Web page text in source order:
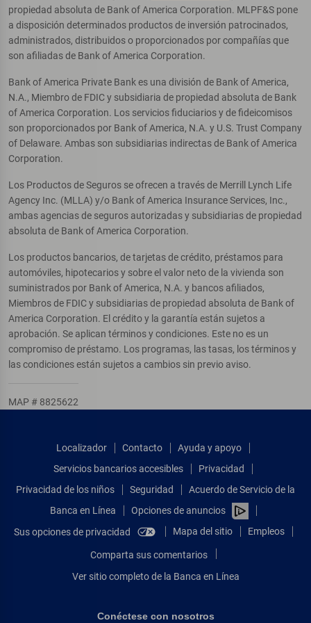
propiedad absoluta de Bank of America Corporation. MLPF&S pone
a disposición determinados productos de inversión patrocinados,
administrados, distribuidos o proporcionados por compañías que
son afiliadas de Bank of America Corporation.
Bank of America Private Bank es una división de Bank of America,
N.A., Miembro de FDIC y subsidiaria de propiedad absoluta de Bank
of America Corporation. Los servicios fiduciarios y de fideicomisos
son proporcionados por Bank of America, N.A. y U.S. Trust Company
of Delaware. Ambas son subsidiarias indirectas de Bank of America
Corporation.
Los Productos de Seguros se ofrecen a través de Merrill Lynch Life
Agency Inc. (MLLA) y/o Bank of America Insurance Services, Inc.,
ambas agencias de seguros autorizadas y subsidiarias de propiedad
absoluta de Bank of America Corporation.
Los productos bancarios, de tarjetas de crédito, préstamos para
automóviles, hipotecarios y sobre el valor neto de la vivienda son
suministrados por Bank of America, N.A. y bancos afiliados,
Miembros de FDIC y subsidiarias de propiedad absoluta de Bank of
America Corporation. El crédito y la garantía están sujetos a
aprobación. Se aplican términos y condiciones. Este no es un
compromiso de préstamo. Los programas, las tasas, los términos y
las condiciones están sujetos a cambios sin previo aviso.
MAP # 8825622
Localizador Contacto
Ayuda y apoyo
Servicios bancarios accesibles
Privacidad
Privacidad de los niños
Seguridad
Acuerdo de Servicio de la
Banca en Línea
Opciones de anuncios
Sus opciones de privacidad
Mapa del sitio Empleos
Comparta sus comentarios
Ver sitio completo de la Banca en Línea
Conéctese con nosotros